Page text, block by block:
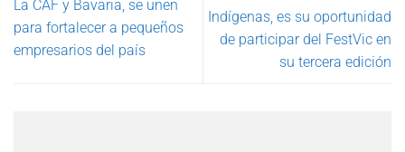
La CAF y Bavaria, se unen
para fortalecer a pequeños
empresarios del país
Indígenas, es su oportunidad
de participar del FestVic en
su tercera edición